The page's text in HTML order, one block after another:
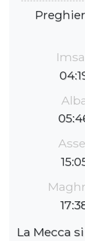
La Mecca